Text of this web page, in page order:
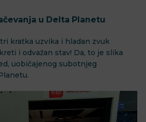
u Delta Planetu
kratka uzvika i hladan zvuk
i odvažan stav! Da, to je slika
uobičajenog subotnjeg